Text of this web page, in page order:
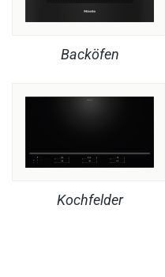
Backöfen
Kochfelder